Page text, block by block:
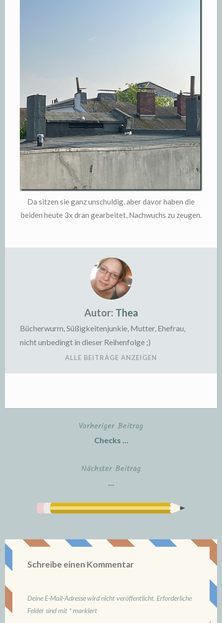
Da sitzen sie ganz unschuldig, aber davor haben die
beiden heute 3x dran gearbeitet, Nachwuchs zu zeugen.
Autor: Thea
Bücherwurm, Süßigkeitenjunkie, Mutter, Ehefrau,
nicht unbedingt in dieser Reihenfolge ;)
ALLE BEITRÄGE ANZEIGEN
BeitragsnavigationVorheriger Beitrag
Checks …
Nächster Beitrag
…
Schreibe einen Kommentar
Deine E-Mail-Adresse wird nicht veröffentlicht. Erforderliche
Felder sind mit *markiert